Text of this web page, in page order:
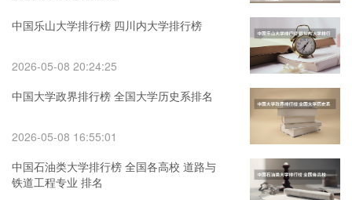
中国乐山大学排行榜 四川内大学排行榜
2026-05-08 20:24:25
中国大学政界排行榜 全国大学历史系排名
2026-05-08 16:55:01
中国石油类大学排行榜 全国各高校 道路与
铁道工程专业 排名